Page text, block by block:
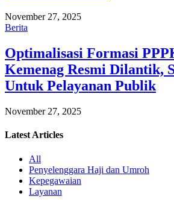
November 27, 2025
Berita
Optimalisasi Formasi
Kemenag Resmi Dilantik,
Untuk Pelayanan Publik
November 27, 2025
Latest Articles
All
Penyelenggara Haji dan Umroh
Kepegawaian
Layanan